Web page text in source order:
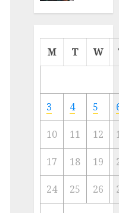
Cermin
Ibu
Kota
23/11/
M T W
3 4 5
10 11 12
17 18 19
24 25 26